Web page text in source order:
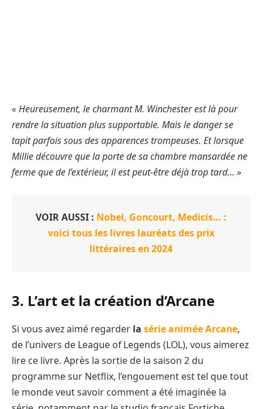
« Heureusement, le charmant M. Winchester est là pour
rendre la situation plus supportable. Mais le danger se
tapit parfois sous des apparences trompeuses. Et lorsque
Millie découvre que la porte de sa chambre mansardée ne
ferme que de l’extérieur, il est peut-être déjà trop tard… »
VOIR AUSSI : Nobel, Goncourt, Medicis… :
voici tous les livres lauréats des prix
littéraires en 2024
3. L’art et la création d’Arcane
Si vous avez aimé regarder la série animée Arcane,
de l’univers de League of Legends (LOL), vous aimerez
lire ce livre. Après la sortie de la saison 2 du
programme sur Netflix, l’engouement est tel que tout
le monde veut savoir comment a été imaginée la